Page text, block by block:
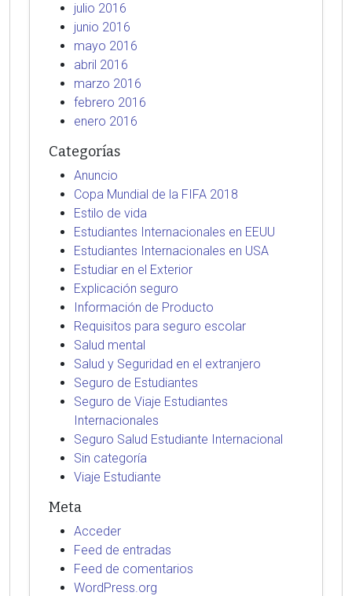
julio 2016
junio 2016
mayo 2016
abril 2016
marzo 2016
febrero 2016
enero 2016
Categorías
Anuncio
Copa Mundial de la FIFA 2018
Estilo de vida
Estudiantes Internacionales en EEUU
Estudiantes Internacionales en USA
Estudiar en el Exterior
Explicación seguro
Información de Producto
Requisitos para seguro escolar
Salud mental
Salud y Seguridad en el extranjero
Seguro de Estudiantes
Seguro de Viaje Estudiantes
Internacionales
Seguro Salud Estudiante Internacional
Sin categoría
Viaje Estudiante
Meta
Acceder
Feed de entradas
Feed de comentarios
WordPress.org